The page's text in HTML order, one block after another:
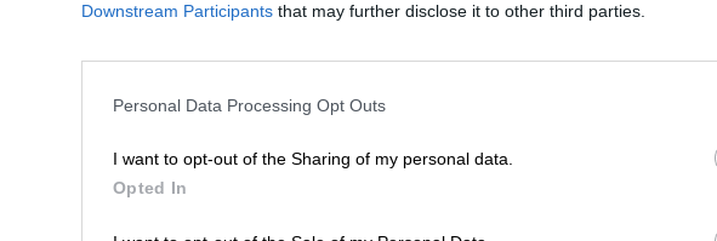
Downstream Participants that may further disclose it to other third parties.
Personal Data Processing Opt Outs
I want to opt-out of the Sharing of my personal data.
Opted In